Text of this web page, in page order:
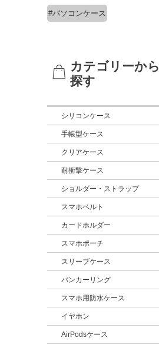
#パソコンケース
カテゴリーから
探す
シリコンケース
手帳型ケース
クリアケース
耐衝撃ケース
ショルダー・ストラップ
スマホベルト
カードホルダー
スマホポーチ
スリーブケース
バンカーリング
スマホ用防水ケース
イヤホン
AirPodsケース